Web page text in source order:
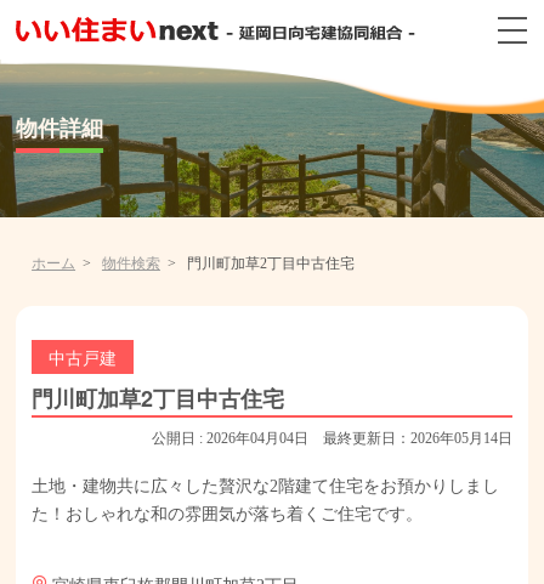
物件詳細
ホーム 物件検索 門川町加草2丁目中古住宅
中古戸建
門川町加草2丁目中古住宅
公開日 : 2026年04月04日 最終更新日：2026年05月14日
土地・建物共に広々した贅沢な2階建て住宅をお預かりしまし
た！おしゃれな和の雰囲気が落ち着くご住宅です。